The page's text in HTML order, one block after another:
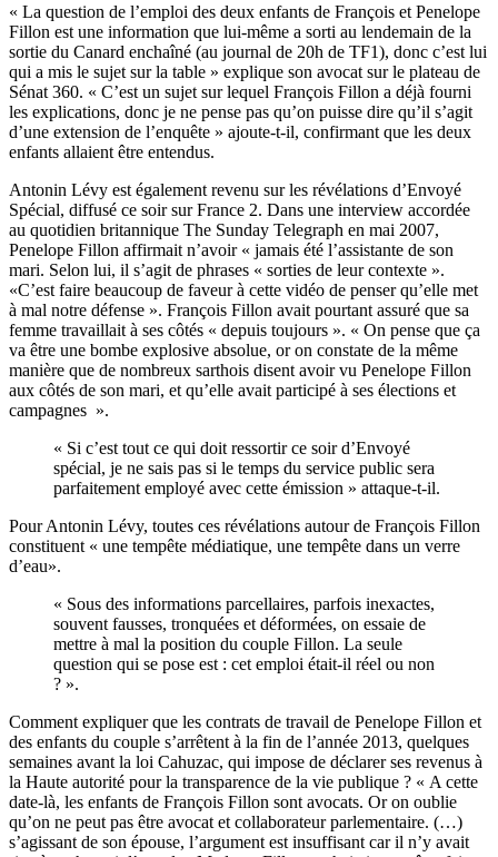
« La question de l’emploi des deux enfants de François et Penelope
Fillon est une information que lui-même a sorti au lendemain de la
sortie du Canard enchaîné (au journal de 20h de TF1), donc c’est lui
qui a mis le sujet sur la table » explique son avocat sur le plateau de
Sénat 360. « C’est un sujet sur lequel François Fillon a déjà fourni
les explications, donc je ne pense pas qu’on puisse dire qu’il s’agit
d’une extension de l’enquête » ajoute-t-il, confirmant que les deux
enfants allaient être entendus.
Antonin Lévy est également revenu sur les révélations d’Envoyé
Spécial, diffusé ce soir sur France 2. Dans une interview accordée
au quotidien britannique The Sunday Telegraph en mai 2007,
Penelope Fillon affirmait n’avoir « jamais été l’assistante de son
mari. Selon lui, il s’agit de phrases « sorties de leur contexte ».
«C’est faire beaucoup de faveur à cette vidéo de penser qu’elle met
à mal notre défense ». François Fillon avait pourtant assuré que sa
femme travaillait à ses côtés « depuis toujours ». « On pense que ça
va être une bombe explosive absolue, or on constate de la même
manière que de nombreux sarthois disent avoir vu Penelope Fillon
aux côtés de son mari, et qu’elle avait participé à ses élections et
campagnes ».
« Si c’est tout ce qui doit ressortir ce soir d’Envoyé
spécial, je ne sais pas si le temps du service public sera
parfaitement employé avec cette émission » attaque-t-il.
Pour Antonin Lévy, toutes ces révélations autour de François Fillon
constituent « une tempête médiatique, une tempête dans un verre
d’eau».
« Sous des informations parcellaires, parfois inexactes,
souvent fausses, tronquées et déformées, on essaie de
mettre à mal la position du couple Fillon. La seule
question qui se pose est : cet emploi était-il réel ou non
? ».
Comment expliquer que les contrats de travail de Penelope Fillon et
des enfants du couple s’arrêtent à la fin de l’année 2013, quelques
semaines avant la loi Cahuzac, qui impose de déclarer ses revenus à
la Haute autorité pour la transparence de la vie publique ? « A cette
date-là, les enfants de François Fillon sont avocats. Or on oublie
qu’on ne peut pas être avocat et collaborateur parlementaire. (…)
s’agissant de son épouse, l’argument est insuffisant car il n’y avait